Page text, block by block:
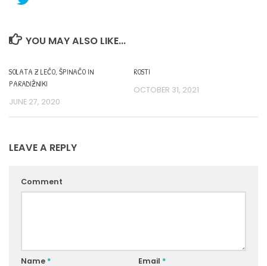
YOU MAY ALSO LIKE...
SOLATA Z LEČO, ŠPINAČO IN
PARADIŽNIKI
JUNE 27, 2020
ROSTI
OCTOBER 31, 2021
LEAVE A REPLY
Comment
Name * Email *